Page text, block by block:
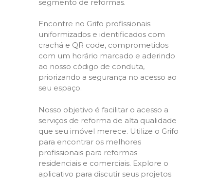
segmento de reformas.
Encontre no Grifo profissionais
uniformizados e identificados com
crachá e QR code, comprometidos
com um horário marcado e aderindo
ao nosso código de conduta,
priorizando a segurança no acesso ao
seu espaço.
Nosso objetivo é facilitar o acesso a
serviços de reforma de alta qualidade
que seu imóvel merece. Utilize o Grifo
para encontrar os melhores
profissionais para reformas
residenciais e comerciais. Explore o
aplicativo para discutir seus projetos